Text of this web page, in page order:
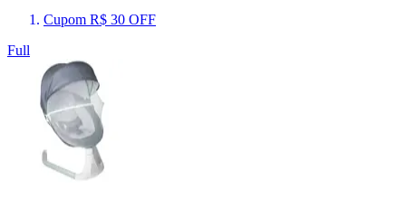
Cupom R$ 30 OFF
Full